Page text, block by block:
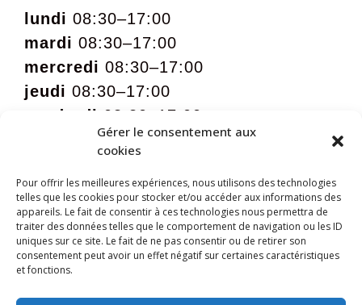
Gérer le consentement aux
cookies
Pour offrir les meilleures expériences, nous utilisons des technologies
telles que les cookies pour stocker et/ou accéder aux informations des
appareils. Le fait de consentir à ces technologies nous permettra de
traiter des données telles que le comportement de navigation ou les ID
uniques sur ce site. Le fait de ne pas consentir ou de retirer son
consentement peut avoir un effet négatif sur certaines caractéristiques
et fonctions.
lundi 08:30–17:00
mardi 08:30–17:00
mercredi 08:30–17:00
jeudi 08:30–17:00
vendredi 08:30–17:00
09:00 – 12:00 sur rdv